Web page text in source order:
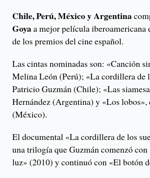
Chile, Perú, México y Argentina
Goyaa mejor película iberoamericana
de los premios del cine español.
Las cintas nominadas son: «Canción
Melina León (Perú); «La cordillera de
Patricio Guzmán (Chile); «Las
Hernández (Argentina) y «Los
(México).
El documental «La cordillera de los
una trilogía que Guzmán comenzó
luz» (2010) y continuó con «El botón